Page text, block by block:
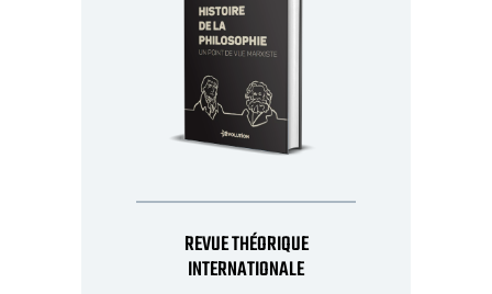
REVUE THÉORIQUE
INTERNATIONALE